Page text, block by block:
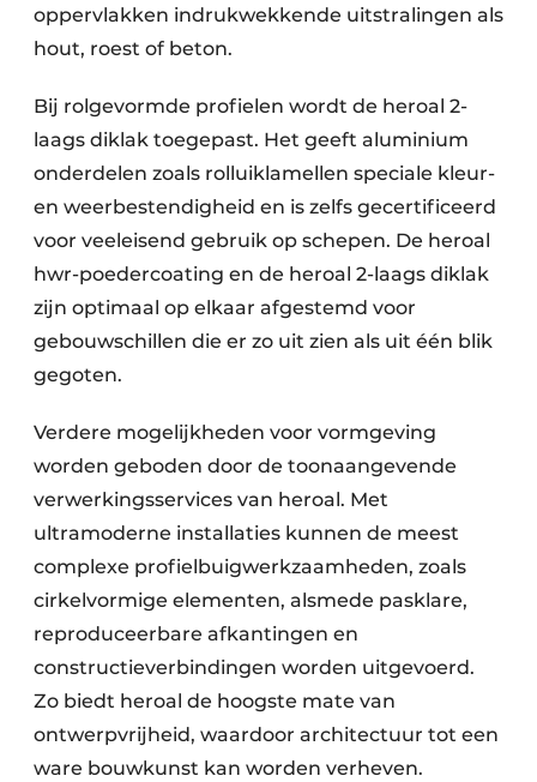
oppervlakken indrukwekkende uitstralingen als
hout, roest of beton.
Bij rolgevormde profielen wordt de heroal 2-
laags diklak toegepast. Het geeft aluminium
onderdelen zoals rolluiklamellen speciale kleur-
en weerbestendigheid en is zelfs gecertificeerd
voor veeleisend gebruik op schepen. De heroal
hwr-poedercoating en de heroal 2-laags diklak
zijn optimaal op elkaar afgestemd voor
gebouwschillen die er zo uit zien als uit één blik
gegoten.
Verdere mogelijkheden voor vormgeving
worden geboden door de toonaangevende
verwerkingsservices van heroal. Met
ultramoderne installaties kunnen de meest
complexe profielbuigwerkzaamheden, zoals
cirkelvormige elementen, alsmede pasklare,
reproduceerbare afkantingen en
constructieverbindingen worden uitgevoerd.
Zo biedt heroal de hoogste mate van
ontwerpvrijheid, waardoor architectuur tot een
ware bouwkunst kan worden verheven.